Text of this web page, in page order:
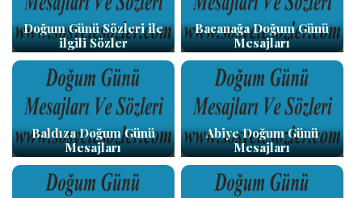
Doğum Günü Sözleri ile
ilgili Sözler
Bacanağa Doğum Günü
Mesajları
Baldıza Doğum Günü
Mesajları
Abiye Doğum Günü
Mesajları